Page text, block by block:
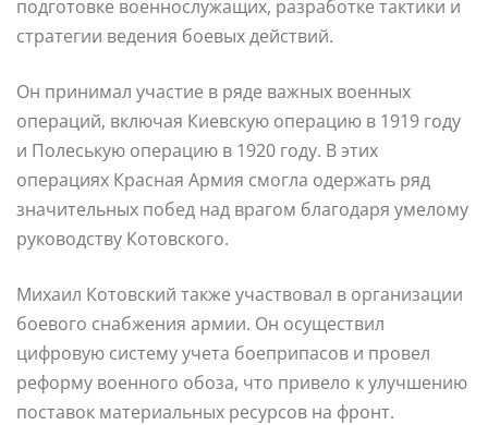
подготовке военнослужащих, разработке тактики и
стратегии ведения боевых действий.
Он принимал участие в ряде важных военных
операций, включая Киевскую операцию в 1919 году
и Полеськую операцию в 1920 году. В этих
операциях Красная Армия смогла одержать ряд
значительных побед над врагом благодаря умелому
руководству Котовского.
Михаил Котовский также участвовал в организации
боевого снабжения армии. Он осуществил
цифровую систему учета боеприпасов и провел
реформу военного обоза, что привело к улучшению
поставок материальных ресурсов на фронт.